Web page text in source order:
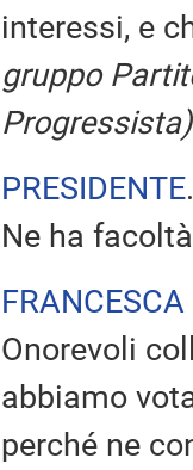
interessi, e
gruppo
Progressista)
PRESIDENTE
Ne ha
Onorevoli
abbiamo
perché ne